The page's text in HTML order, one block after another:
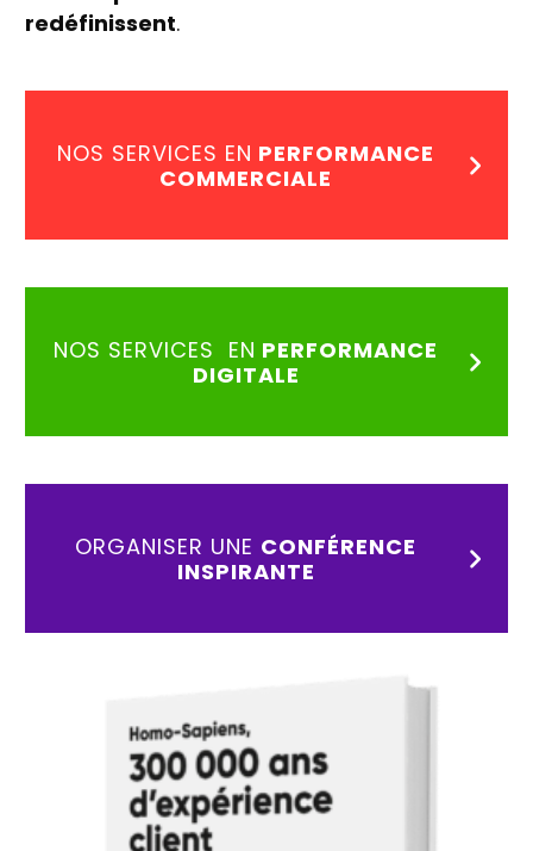
redéfinissent.
NOS SERVICES EN PERFORMANCE
COMMERCIALE
NOS SERVICES EN PERFORMANCE
DIGITALE
ORGANISER UNE CONFÉRENCE
INSPIRANTE